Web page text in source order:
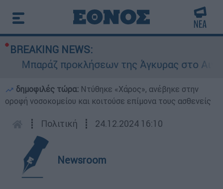
BREAKING NEWS:
Μπαράζ προκλήσεων της Άγκυρας στο
δημοφιλές τώρα: Ντύθηκε «Χάρος», ανέβηκε στην
οροφή νοσοκομείου και κοιτούσε επίμονα τους ασθενείς
┋ Πολιτική ┋ 24.12.2024 16:10
Newsroom